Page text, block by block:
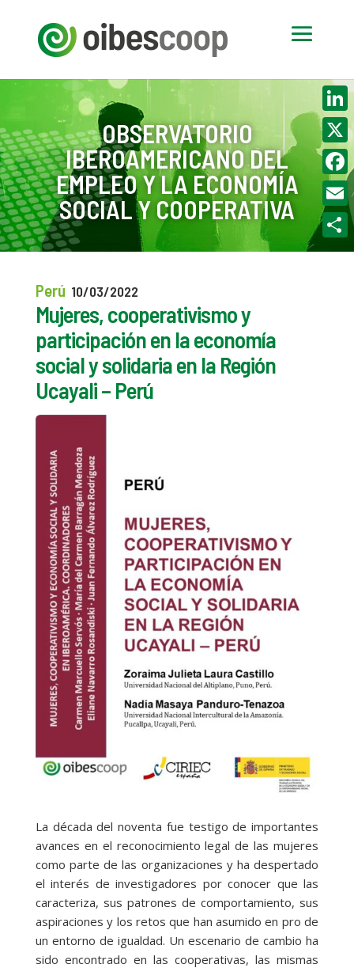
OBSERVATORIO
IBEROAMERICANO DEL
EMPLEO Y LA ECONOMÍA
SOCIAL Y COOPERATIVA
Perú 10/03/2022
Mujeres, cooperativismo y
participación en la economía
social y solidaria en la Región
Ucayali – Perú
La década del noventa fue testigo de importantes
avances en el reconocimiento legal de las mujeres
como parte de las organizaciones y ha despertado
el interés de investigadores por conocer que las
caracteriza, sus patrones de comportamiento, sus
aspiraciones y los retos que han asumido en pro de
un entorno de igualdad. Un escenario de cambio ha
sido encontrado en las cooperativas, las mismas
X
Email